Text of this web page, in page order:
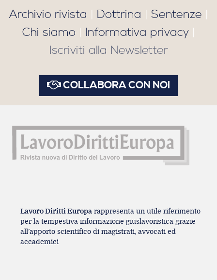
Archivio rivista | Dottrina | Sentenze |
Chi siamo | Informativa privacy|
Iscriviti alla Newsletter
COLLABORA CON NOI
Lavoro Diritti Europa rappresenta un utile riferimento
per la tempestiva informazione giuslavoristica grazie
all’apporto scientifico di magistrati, avvocati ed
accademici